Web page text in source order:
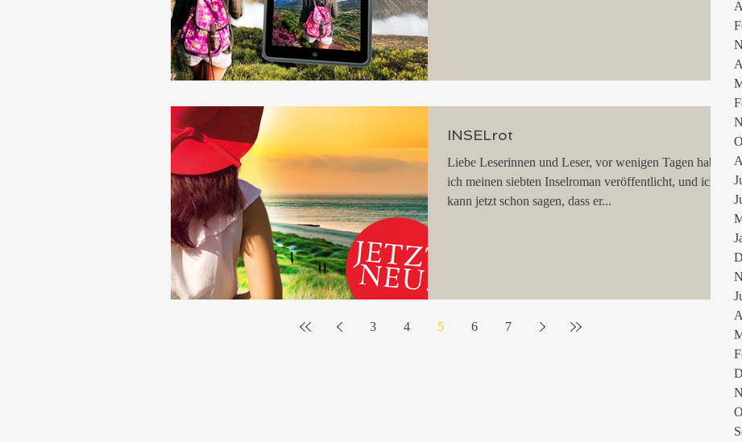
INSELrot
Liebe Leserinnen und Leser, vor wenigen Tagen habe
ich meinen siebten Inselroman veröffentlicht, und ich
kann jetzt schon sagen, dass er...
3 4 5 6 7